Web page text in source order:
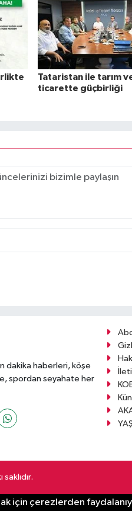
Tataristan ile tarım
ticarette güçbirliği
dakika haberleri, köşe
spordan seyahate her
için çerezlerden